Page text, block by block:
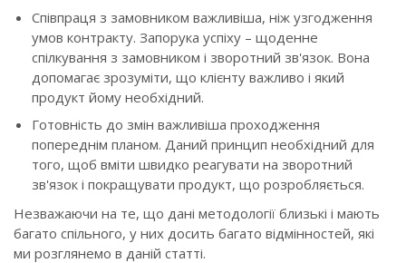
Співпраця з замовником важливіша, ніж узгодження
умов контракту. Запорука успіху – щоденне
спілкування з замовником і зворотний зв'язок. Вона
допомагає зрозуміти, що клієнту важливо і який
продукт йому необхідний.
Готовність до змін важливіша проходження
попереднім планом. Даний принцип необхідний для
того, щоб вміти швидко реагувати на зворотний
зв'язок і покращувати продукт, що розробляється.
Незважаючи на те, що дані методології близькі і мають
багато спільного, у них досить багато відмінностей, які
ми розглянемо в даній статті.